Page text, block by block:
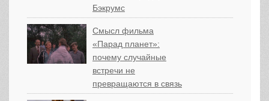
Бэкрумс
Смысл фильма
«Парад планет»:
почему случайные
встречи не
превращаются в связь